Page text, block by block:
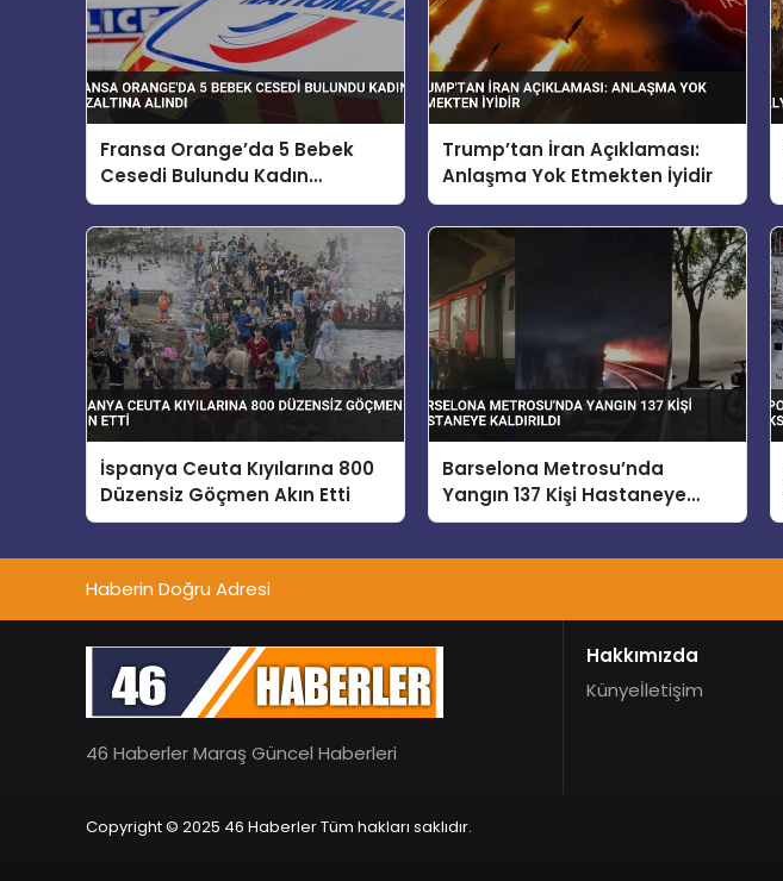
Fransa Orange’da 5 Bebek
Cesedi Bulundu Kadın
Gözaltına Alındı
Trump’tan İran Açıklaması:
Anlaşma Yok Etmekten İyidir
İspanya Ceuta Kıyılarına 800
Düzensiz Göçmen Akın Etti
Barselona Metrosu’nda
Yangın 137 Kişi Hastaneye
Kaldırıldı
Haberin Doğru Adresi
46 Haberler Maraş Güncel Haberleri
Hakkımızda
Künyeİletişim
Copyright © 2025 46 Haberler Tüm hakları saklıdır.